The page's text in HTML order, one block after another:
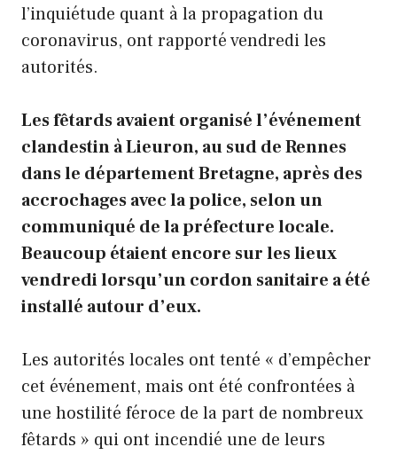
l’inquiétude quant à la propagation du
coronavirus, ont rapporté vendredi les
autorités.
Les fêtards avaient organisé l’événement
clandestin à Lieuron, au sud de Rennes
dans le département Bretagne, après des
accrochages avec la police, selon un
communiqué de la préfecture locale.
Beaucoup étaient encore sur les lieux
vendredi lorsqu’un cordon sanitaire a été
installé autour d’eux.
Les autorités locales ont tenté « d’empêcher
cet événement, mais ont été confrontées à
une hostilité féroce de la part de nombreux
fêtards » qui ont incendié une de leurs